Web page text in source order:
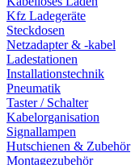
Kfz Ladegeräte
Steckdosen
Netzadapter & -kabel
Ladestationen
Installationstechnik
Pneumatik
Taster / Schalter
Kabelorganisation
Signallampen
Hutschienen & Zubehör
Montagezubehör